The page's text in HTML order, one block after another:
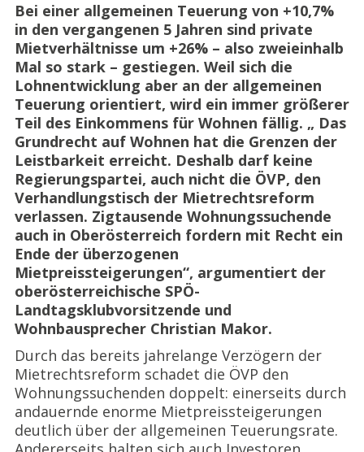
Bei einer allgemeinen Teuerung von +10,7%
in den vergangenen 5 Jahren sind private
Mietverhältnisse um +26% – also zweieinhalb
Mal so stark – gestiegen. Weil sich die
Lohnentwicklung aber an der allgemeinen
Teuerung orientiert, wird ein immer größerer
Teil des Einkommens für Wohnen fällig. „ Das
Grundrecht auf Wohnen hat die Grenzen der
Leistbarkeit erreicht. Deshalb darf keine
Regierungspartei, auch nicht die ÖVP, den
Verhandlungstisch der Mietrechtsreform
verlassen. Zigtausende Wohnungssuchende
auch in Oberösterreich fordern mit Recht ein
Ende der überzogenen
Mietpreissteigerungen“, argumentiert der
oberösterreichische SPÖ-
Landtagsklubvorsitzende und
Wohnbausprecher Christian Makor.
Durch das bereits jahrelange Verzögern der
Mietrechtsreform schadet die ÖVP den
Wohnungssuchenden doppelt: einerseits durch
andauernde enorme Mietpreissteigerungen
deutlich über der allgemeinen Teuerungsrate.